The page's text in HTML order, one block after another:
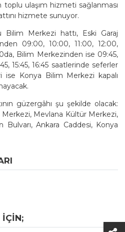
toplu ulaşım hizmeti sağlanması
hizmete sunuyor.
Merkezi hattı, Eski Garaj
09:00, 10:00, 11:00, 12:00,
Bilim Merkezinden ise 09:45,
15:45, 16:45 saatlerinde seferler
ise Konya Bilim Merkezi kapalı
güzergâhı şu şekilde olacak:
Mevlana Kültür Merkezi,
Bulvarı, Ankara Caddesi, Konya
IÇIN;